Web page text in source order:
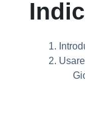
1.
2. Usare